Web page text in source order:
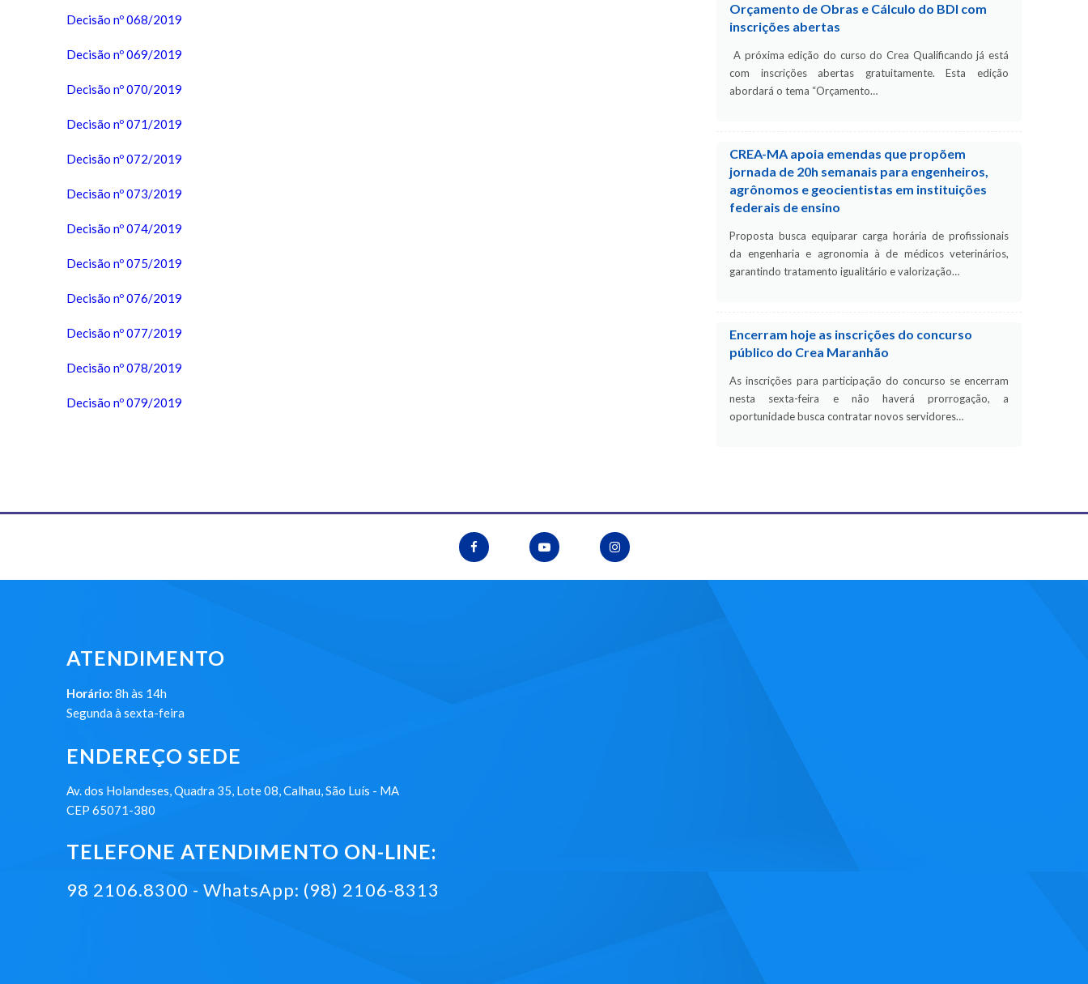
Decisão nº 068/2019
Decisão nº 069/2019
Decisão nº 070/2019
Decisão nº 071/2019
Decisão nº 072/2019
Decisão nº 073/2019
Decisão nº 074/2019
Decisão nº 075/2019
Decisão nº 076/2019
Decisão nº 077/2019
Decisão nº 078/2019
Decisão nº 079/2019
Orçamento de Obras e Cálculo do BDI com
inscrições abertas
A próxima edição do curso do Crea Qualificando já está
com inscrições abertas gratuitamente. Esta edição
abordará o tema “Orçamento…
CREA-MA apoia emendas que propõem
jornada de 20h semanais para engenheiros,
agrônomos e geocientistas em instituições
federais de ensino
Proposta busca equiparar carga horária de profissionais
da engenharia e agronomia à de médicos veterinários,
garantindo tratamento igualitário e valorização…
Encerram hoje as inscrições do concurso
público do Crea Maranhão
As inscrições para participação do concurso se encerram
nesta sexta-feira e não haverá prorrogação, a
oportunidade busca contratar novos servidores…
ATENDIMENTO
Horário: 8h às 14h
Segunda à sexta-feira
ENDEREÇO SEDE
Av. dos Holandeses, Quadra 35, Lote 08, Calhau, São Luís - MA
CEP 65071-380
TELEFONE ATENDIMENTO ON-LINE:
98 2106.8300 - WhatsApp: (98) 2106-8313